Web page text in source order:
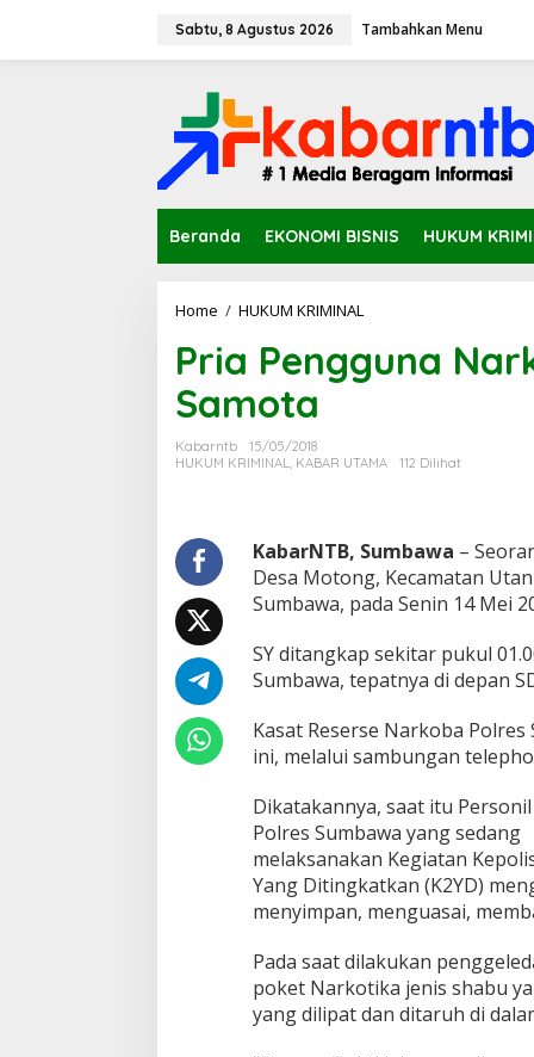
Sabtu, 8 Agustus 2026 Tambahkan Menu
Beranda EKONOMI BISNIS HUKUM
Home / HUKUM KRIMINAL
i
a
g
a
a
r
o
b
a
i
t
n
g
k
a
p
d
a
l
u
Pria Pengguna
Samota
Kabarntb
15/05/2018
HUKUM KRIMINAL, KABAR UTAMA 112 Dilihat
KabarNTB, Sumbawa –
Desa Motong, Kecamatan
Sumbawa, pada Senin 14 Mei
SY ditangkap sekitar pukul
Sumbawa, tepatnya di depan
Kasat Reserse Narkoba
ini, melalui sambungan
Dikatakannya, saat itu Personil
Polres Sumbawa yang sedang
melaksanakan Kegiatan
Yang Ditingkatkan (K2YD)
menyimpan, menguasai,
Pada saat dilakukan
poket Narkotika jenis shabu
yang dilipat dan ditaruh di